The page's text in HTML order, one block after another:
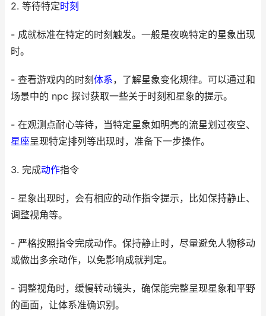
2. 等待特定时刻
- 成就标准在特定的时刻触发。一般是夜晚特定的星象出现
时。
- 查看游戏内的时刻 体系，了解星象变化规律。可以通过和
场景中的 npc 探讨获取一些关于时刻和星象的提示。
- 在观测点耐心等待，当特定星象如明亮的流星划过夜空、
星座呈现特定排列等出现时，准备下一步操作。
3. 完成动作指令
- 星象出现时，会有相应的动作指令提示，比如保持静止、
调整视角等。
- 严格按照指令完成动作。保持静止时，尽量避免人物移动
或做出多余动作，以免影响成就判定。
- 调整视角时，缓慢转动镜头，确保能完整呈现星象和平野
的画面，让体系准确识别。